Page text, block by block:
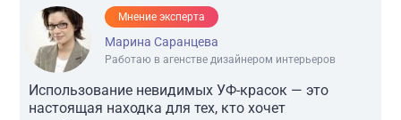
Мнение эксперта
Марина Саранцева
Работаю в агенстве дизайнером интерьеров
Использование невидимых УФ-красок — это
настоящая находка для тех, кто хочет